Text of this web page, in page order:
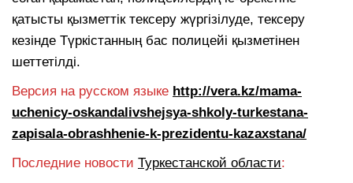
қатысты қызметтік тексеру жүргізілуде, тексеру
кезінде Түркістанның бас полицейі қызметінен
шеттетілді.
Версия на русском языке http://vera.kz/mama-
uchenicy-oskandalivshejsya-shkoly-turkestana-
zapisala-obrashhenie-k-prezidentu-kazaxstana/
Последние новости Туркестанской области: